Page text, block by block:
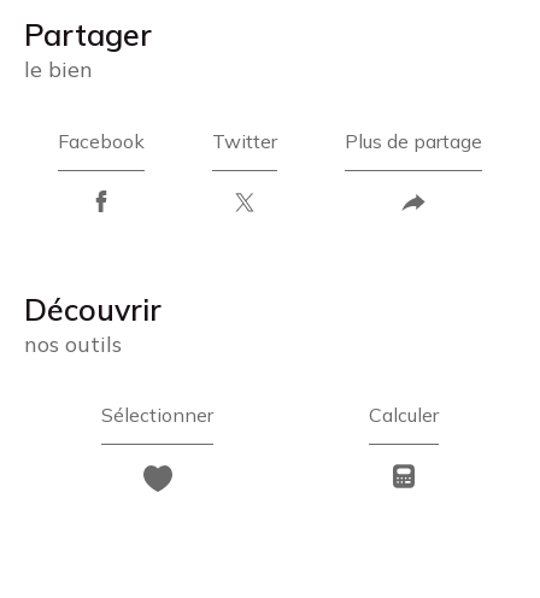
partager
le bien
Facebook Twitter Plus de partage
découvrir
nos outils
Sélectionner Calculer